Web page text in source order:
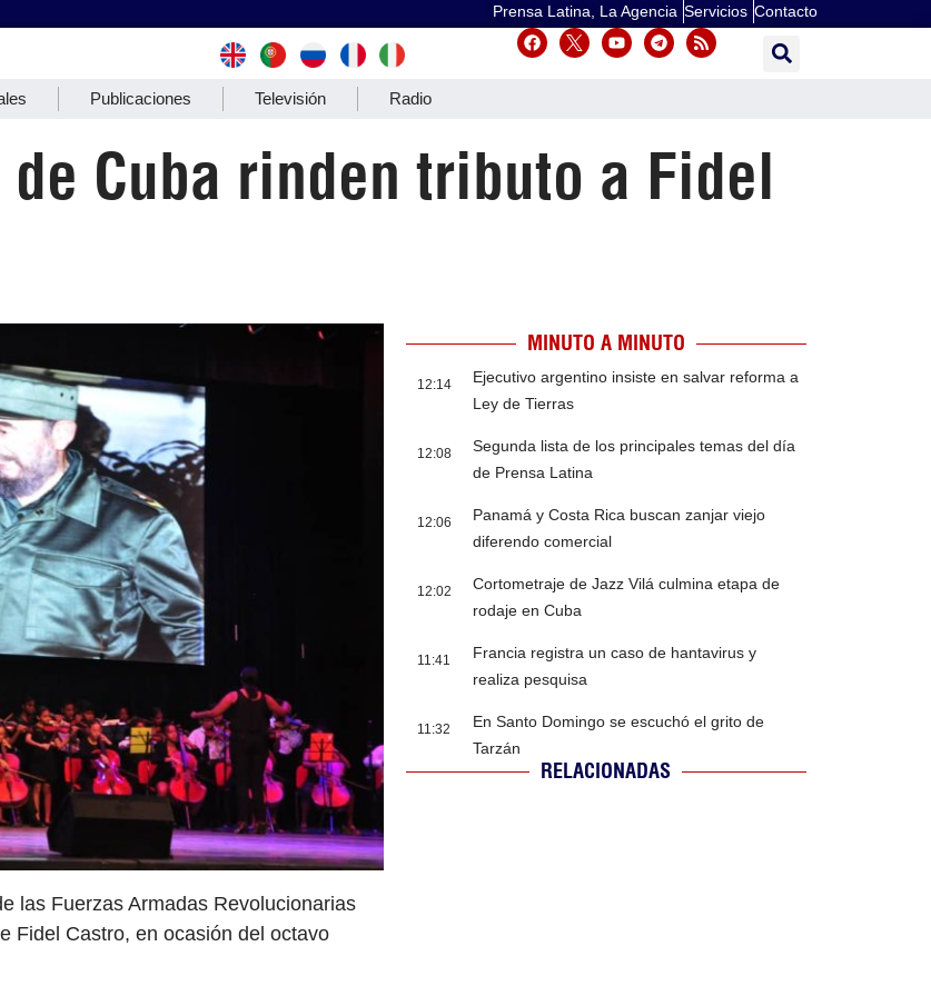
Prensa Latina, La Agencia Servicios Contacto
Publicaciones Televisión Radio
de Cuba rinden tributo a Fidel
las Fuerzas Armadas Revolucionarias
Fidel Castro, en ocasión del octavo
MINUTO A MINUTO
12:14
Ejecutivo argentino insiste en salvar reforma a
Ley de Tierras
12:08
Segunda lista de los principales temas del día
de Prensa Latina
12:06
Panamá y Costa Rica buscan zanjar viejo
diferendo comercial
12:02
Cortometraje de Jazz Vilá culmina etapa de
rodaje en Cuba
11:41
Francia registra un caso de hantavirus y
realiza pesquisa
11:32
En Santo Domingo se escuchó el grito de
Tarzán
RELACIONADAS